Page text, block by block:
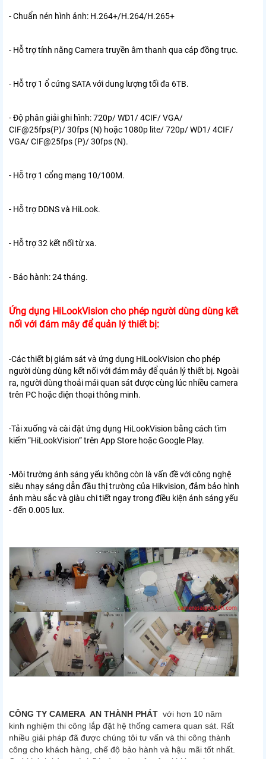
- Chuẩn nén hình ảnh: H.264+/H.264/H.265+
- Hỗ trợ tính năng Camera truyền âm thanh qua cáp đồng trục.
- Hỗ trợ 1 ổ cứng SATA với dung lượng tối đa 6TB.
- Độ phân giải ghi hình: 720p/ WD1/ 4CIF/ VGA/
CIF@25fps(P)/ 30fps (N) hoặc 1080p lite/ 720p/ WD1/ 4CIF/
VGA/ CIF@25fps (P)/ 30fps (N).
- Hỗ trợ 1 cổng mạng 10/100M.
- Hỗ trợ DDNS và HiLook.
- Hỗ trợ 32 kết nối từ xa.
- Bảo hành: 24 tháng.
Ứng dụng HiLookVision cho phép người dùng dùng kết
nối với đám mây để quản lý thiết bị:
-Các thiết bị giám sát và ứng dụng HiLookVision cho phép
người dùng dùng kết nối với đám mây để quản lý thiết bị. Ngoài
ra, người dùng thoải mái quan sát được cùng lúc nhiều camera
trên PC hoặc điện thoại thông minh.
-Tải xuống và cài đặt ứng dụng HiLookVision bằng cách tìm
kiếm “HiLookVision” trên App Store hoặc Google Play.
-Môi trường ánh sáng yếu không còn là vấn đề với công nghệ
siêu nhạy sáng dẫn đầu thị trường của Hikvision, đảm bảo hình
ảnh màu sắc và giàu chi tiết ngay trong điều kiện ánh sáng yếu
- đến 0.005 lux.
CÔNG TY CAMERA AN THÀNH PHÁT với hơn 10 năm
kinh nghiệm thi công lắp đặt hệ thống camera quan sát. Rất
nhiều giải pháp đã được chúng tôi tư vấn và thi công thành
công cho khách hàng, chế độ bảo hành và hậu mãi tốt nhất.